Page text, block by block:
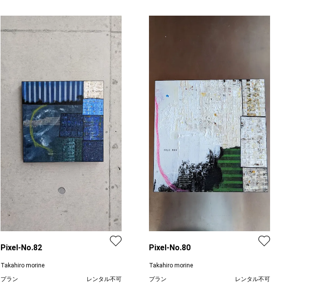
Pixel-No.82
Takahiro morine
プラン
レンタル不可
Pixel-No.80
Takahiro morine
プラン
レンタル不可